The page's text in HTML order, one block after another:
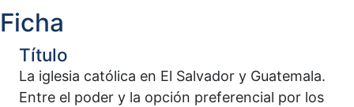
Ficha
Título
La iglesia católica en El Salvador y Guatemala.
Entre el poder y la opción preferencial por los